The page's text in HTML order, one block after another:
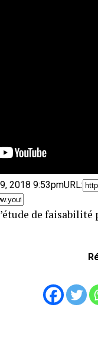
2018 9:53pmURL:
de faisabilité